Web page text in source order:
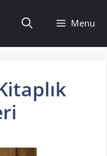
Menu